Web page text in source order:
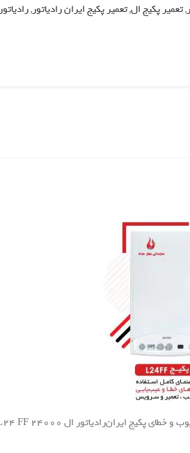
,تعمیر پکیج ال,تعمیر پکیج ایران رادیاتور,رادیاتور